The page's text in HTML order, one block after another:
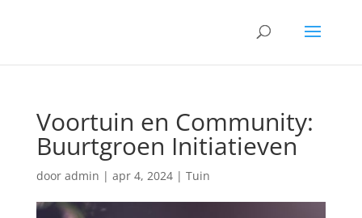
Voortuin en Community:
Buurtgroen Initiatieven
door admin | apr 4, 2024| Tuin